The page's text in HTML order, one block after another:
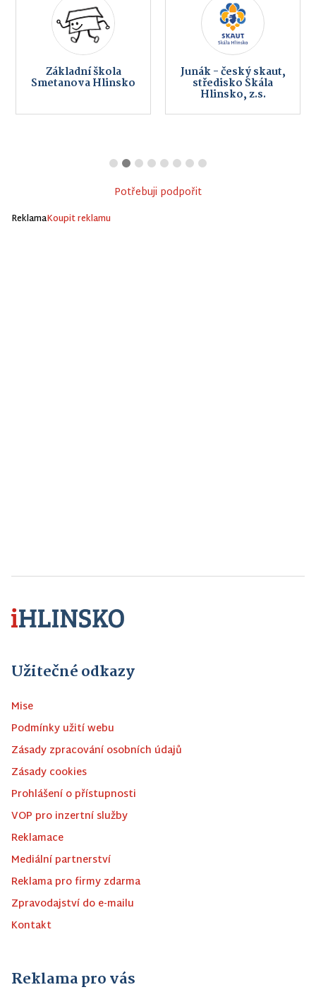
Základní škola
Smetanova Hlinsko
Junák - český skaut,
středisko Skála
Hlinsko, z.s.
Potřebuji podpořit
ReklamaKoupit reklamu
Užitečné odkazy
Mise
Podmínky užití webu
Zásady zpracování osobních údajů
Zásady cookies
Prohlášení o přístupnosti
VOP pro inzertní služby
Reklamace
Mediální partnerství
Reklama pro firmy zdarma
Zpravodajství do e-mailu
Kontakt
Reklama pro vás